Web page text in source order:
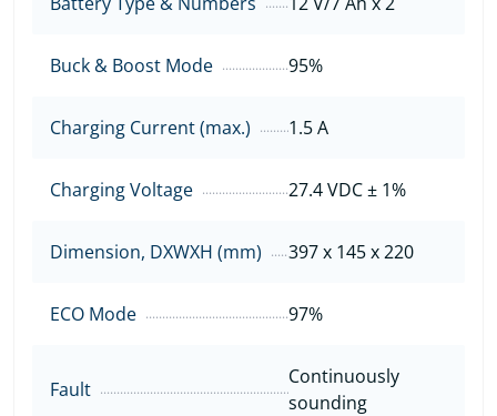
Buck & Boost Mode 95%
Charging Current (max.) 1.5 A
Charging Voltage 27.4 VDC ± 1%
Dimension, DXWXH (mm) 397 x 145 x 220
ECO Mode 97%
Fault
Continuously
sounding